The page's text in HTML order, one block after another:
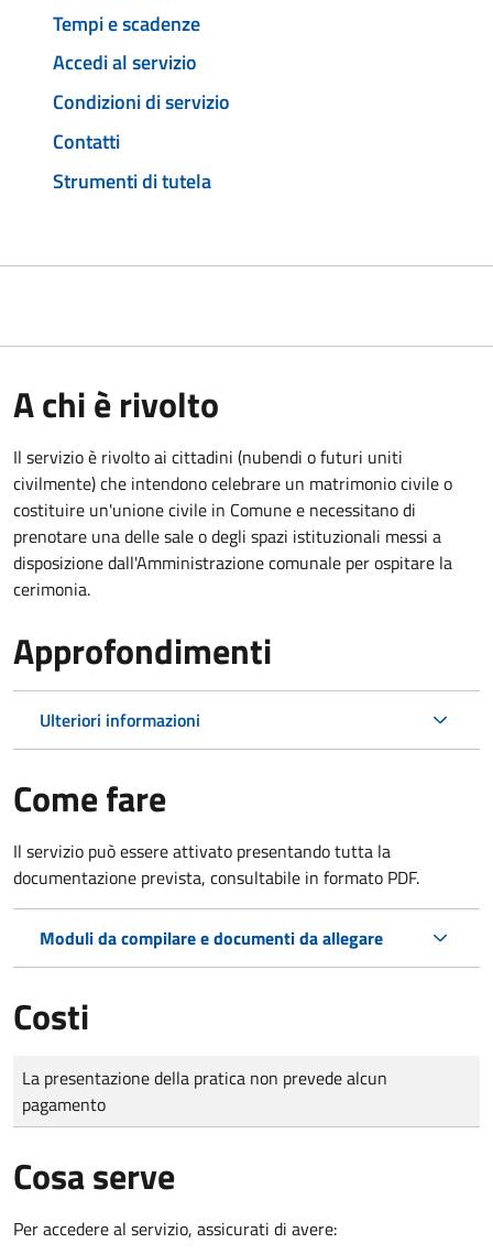
Tempi e scadenze
Accedi al servizio
Condizioni di servizio
Contatti
Strumenti di tutela
A chi è rivolto
Il servizio è rivolto ai cittadini (nubendi o futuri uniti
civilmente) che intendono celebrare un matrimonio civile o
costituire un'unione civile in Comune e necessitano di
prenotare una delle sale o degli spazi istituzionali messi a
disposizione dall'Amministrazione comunale per ospitare la
cerimonia.
Approfondimenti
Ulteriori informazioni
Come fare
Il servizio può essere attivato presentando tutta la
documentazione prevista, consultabile in formato PDF.
Moduli da compilare e documenti da allegare
Costi
Tipo di pagamento
Importo
La presentazione della pratica non prevede alcun
pagamento
Cosa serve
Per accedere al servizio, assicurati di avere: